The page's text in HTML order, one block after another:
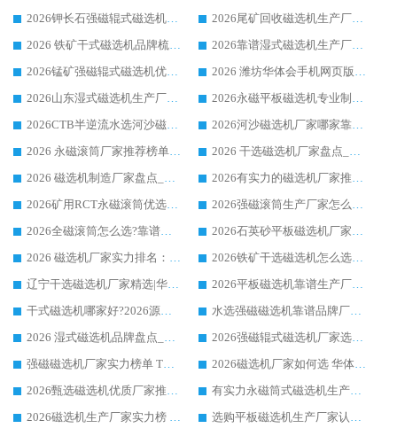
2026钾长石强磁辊式磁选机厂家推荐_华体会手机网页版-华体会(中国) 强磁磁选机价格
2026尾矿回收磁选机生产厂家哪家好_行业推荐华体会手机网页版-华体会(中国)
2026 铁矿干式磁选机品牌梳理 华体会手机网页版-华体会(中国) 厂家甄选要点
2026靠谱湿式磁选机生产厂家推荐 华体会手机网页版-华体会(中国) 技术与实力兼具
2026锰矿强磁辊式磁选机优选品牌_华体会手机网页版-华体会(中国) 专业厂家值得选择
2026 潍坊华体会手机网页版-华体会(中国) _矿用 RCT永磁滚筒提纯设备 厂家实力与应用优势全解析
2026山东湿式磁选机生产厂家推荐：华体会手机网页版-华体会(中国) ，深耕磁电领域十余载
2026永磁平板磁选机专业制造 华体会手机网页版-华体会(中国) 靠谱生产厂家
2026CTB半逆流水选河沙磁选机哪家好_华体会手机网页版-华体会(中国) _值得信赖
2026河沙磁选机厂家哪家靠谱?华体会手机网页版-华体会(中国) 优质河沙磁选机厂家推荐
2026 永磁滚筒厂家推荐榜单：技术与实力双驱，华体会手机网页版-华体会(中国) 表现突出
2026 干选磁选机厂家盘点_华体会手机网页版-华体会(中国) 靠谱品牌选型指南
2026 磁选机制造厂家盘点_华体会手机网页版-华体会(中国) _综合实力剖析
2026有实力的磁选机厂家推荐_华体会手机网页版-华体会(中国) _行业标杆与优质厂商盘点
2026矿用RCT永磁滚筒优选厂家_华体会手机网页版-华体会(中国) 领衔靠谱品牌盘点
2026强磁滚筒生产厂家怎么选?行业口碑推荐华体会手机网页版-华体会(中国)
2026全磁滚筒怎么选?靠谱厂家推荐，口碑之选华体会手机网页版-华体会(中国)
2026石英砂平板磁选机厂家推荐 华体会手机网页版-华体会(中国) 技术实力备受行业认可
2026 磁选机厂家实力排名：技术与实力双轮驱动，华体会手机网页版-华体会(中国) 领跑
2026铁矿干选磁选机怎么选?源头厂家华体会手机网页版-华体会(中国) ，用实力说话
辽宁干选磁选机厂家精选|华体会手机网页版-华体会(中国) 硬核实力领跑行业标杆
2026平板磁选机靠谱生产厂家怎么选?行业标杆华体会手机网页版-华体会(中国) ，凭硬实力脱颖而出
干式磁选机哪家好?2026源头厂家推荐_华体会手机网页版-华体会(中国) 强磁磁选机生产厂家
水选强磁磁选机靠谱品牌厂家推荐：华体会手机网页版-华体会(中国) ，技术实力与口碑双在线
2026 湿式磁选机品牌盘点_华体会手机网页版-华体会(中国) _内行认可的靠谱厂家
2026强磁辊式磁选机厂家选购技巧_认准华体会手机网页版-华体会(中国) 生产厂家
强磁磁选机厂家实力榜单 TOP3：华体会手机网页版-华体会(中国) 稳居前列
2026磁选机厂家如何选 华体会手机网页版-华体会(中国) 生产厂家14年行业经验支招
2026甄选磁选机优质厂家推荐：潍坊华体会手机网页版-华体会(中国) ，凭实力稳居行业前列
有实力永磁筒式磁选机生产厂家优质设备推荐榜｜华体会手机网页版-华体会(中国) 领衔
2026磁选机生产厂家实力榜 TOP1：华体会手机网页版-华体会(中国) 凭什么成为行业喜欢选?
选购平板磁选机生产厂家认准华体会手机网页版-华体会(中国) 老牌生产厂家收获众多回头客